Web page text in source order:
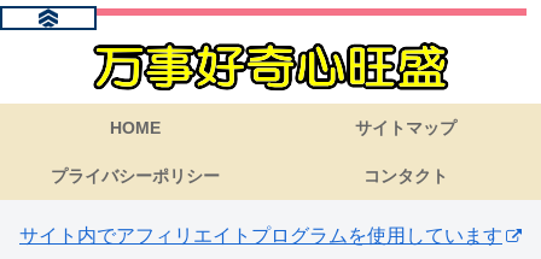
HOME サイトマップ
プライバシーポリシー コンタクト
サイト内でアフィリエイトプログラムを使用しています